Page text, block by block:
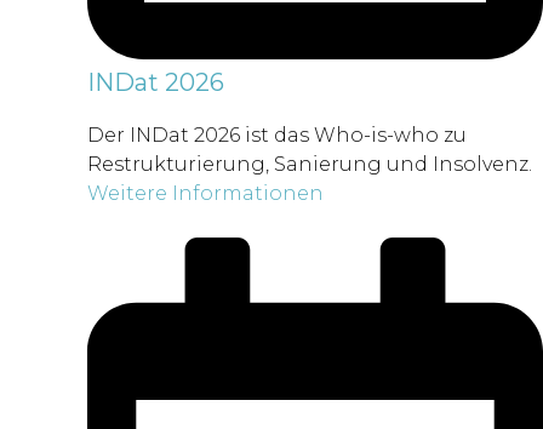
INDat 2026
Der INDat 2026 ist das Who-is-who zu
Restrukturierung, Sanierung und Insolvenz.
Weitere Informationen